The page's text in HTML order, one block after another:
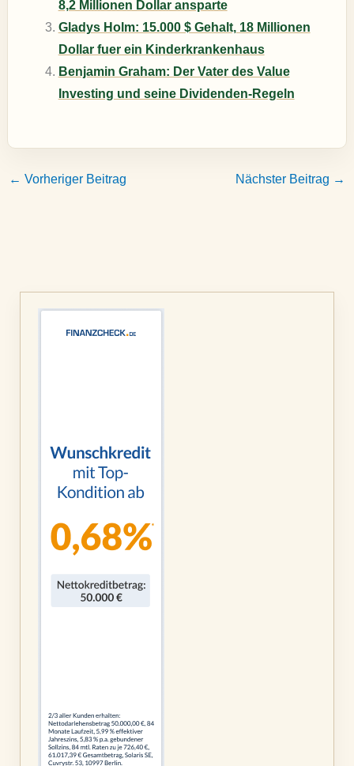
8,2 Millionen Dollar ansparte
Gladys Holm: 15.000 $ Gehalt, 18 Millionen
Dollar fuer ein Kinderkrankenhaus
Benjamin Graham: Der Vater des Value
Investing und seine Dividenden-Regeln
← Vorheriger Beitrag Nächster Beitrag →